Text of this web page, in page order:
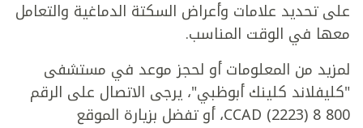
على تحديد علامات وأعراض السكتة الدماغية والتعامل
معها في الوقت المناسب.
لمزيد من المعلومات أو لحجز موعد في مستشفى
"كليفلاند كلينك أبوظبي"، يرجى الاتصال على الرقم
800 8 CCAD (2223)، أو تفضل بزيارة الموقع